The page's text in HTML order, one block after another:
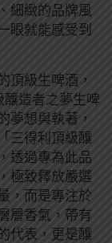
細緻的品牌風
眼就能感受到
頂級生啤酒，
造者之夢生啤
夢想與執著，
三得利頂級釀
透過專為此品
極致釋放嚴選
，而是專注於
層香氣，帶有
代表，更是釀